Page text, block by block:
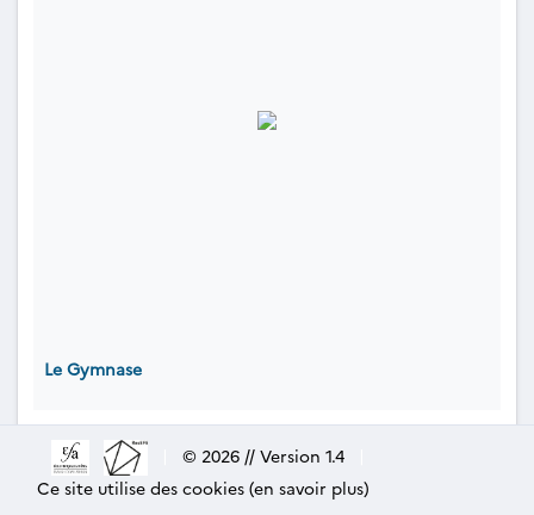
Le Gymnase
© 2026 // Version 1.4
Ce site utilise des cookies (en savoir plus)